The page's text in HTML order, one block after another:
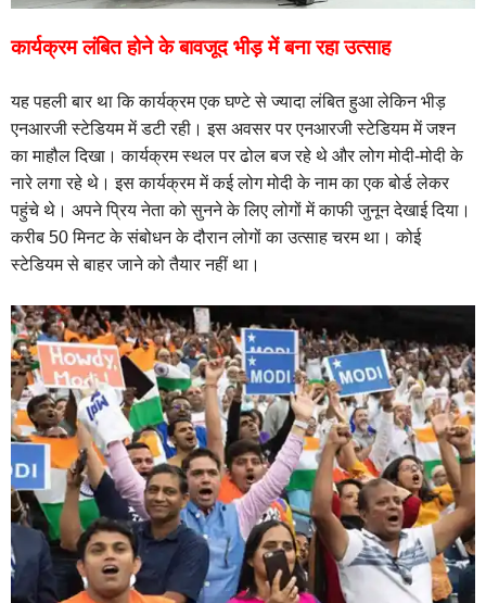
कार्यक्रम लंबित होने के बावजूद भीड़ में बना रहा उत्साह
यह पहली बार था कि कार्यक्रम एक घण्टे से ज्यादा लंबित हुआ लेकिन भीड़
एनआरजी स्टेडियम में डटी रही। इस अवसर पर एनआरजी स्टेडियम में जश्न
का माहौल दिखा। कार्यक्रम स्थल पर ढोल बज रहे थे और लोग मोदी-मोदी के
नारे लगा रहे थे। इस कार्यक्रम में कई लोग मोदी के नाम का एक बोर्ड लेकर
पहुंचे थे। अपने प्रिय नेता को सुनने के लिए लोगों में काफी जुनून देखाई दिया।
करीब 50 मिनट के संबोधन के दौरान लोगों का उत्साह चरम था। कोई
स्टेडियम से बाहर जाने को तैयार नहीं था।